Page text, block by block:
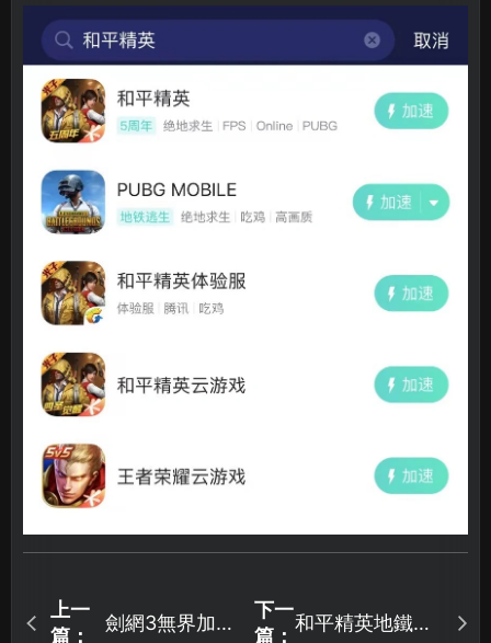
上一
篇：
劍網3無界加速
下一
篇：
和平精英地鐵逃